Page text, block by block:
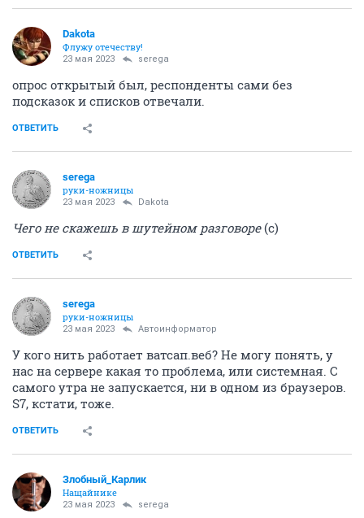
Dаkota
Флужу отечеству!
23 мая 2023 serega
опрос открытый был, респонденты сами без
подсказок и списков отвечали.
ОТВЕТИТЬ
serega
руки-ножницы
23 мая 2023 Dаkota
Чего не скажешь в шутейном разговоре(с)
ОТВЕТИТЬ
serega
руки-ножницы
23 мая 2023 Автоинформатор
У кого нить работает ватсап.веб? Не могу понять, у
нас на сервере какая то проблема, или системная. С
самого утра не запускается, ни в одном из браузеров.
S7, кстати, тоже.
ОТВЕТИТЬ
Злобный_Карлик
Нащайнике
23 мая 2023 serega